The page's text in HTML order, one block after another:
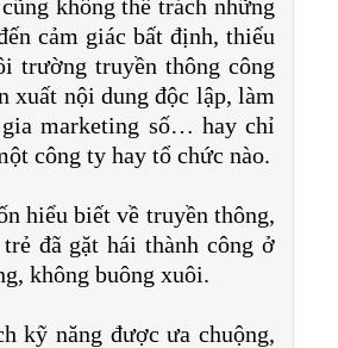
không thể trách những
cảm giác bất định, thiếu
trường truyền thông công
xuất nội dung độc lập, làm
marketing số… hay chỉ
công ty hay tổ chức nào.
hiểu biết về truyền thông,
đã gặt hái thành công ở
không buông xuôi.
kỹ năng được ưa chuộng,